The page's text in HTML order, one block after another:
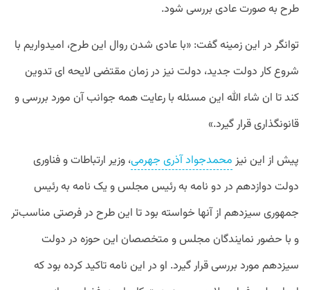
طرح به صورت عادی بررسی شود.
توانگر در این زمینه گفت: «با عادی شدن روال این طرح، امیدواریم با
شروع کار دولت جدید، دولت نیز در زمان مقتضی لایحه ای تدوین
کند تا ان شاء الله این مسئله با رعایت همه جوانب آن مورد بررسی و
قانونگذاری قرار گیرد.»
پیش از این نیز محمدجواد آذری جهرمی، وزیر ارتباطات و فناوری
دولت دوازدهم در دو نامه به رئیس مجلس و یک نامه به رئیس
جمهوری سیزدهم از آنها خواسته بود تا این طرح در فرصتی مناسب‌تر
و با حضور نمایندگان مجلس و متخصصان این حوزه در دولت
سیزدهم مورد بررسی قرار گیرد. او در این نامه تاکید کرده بود که